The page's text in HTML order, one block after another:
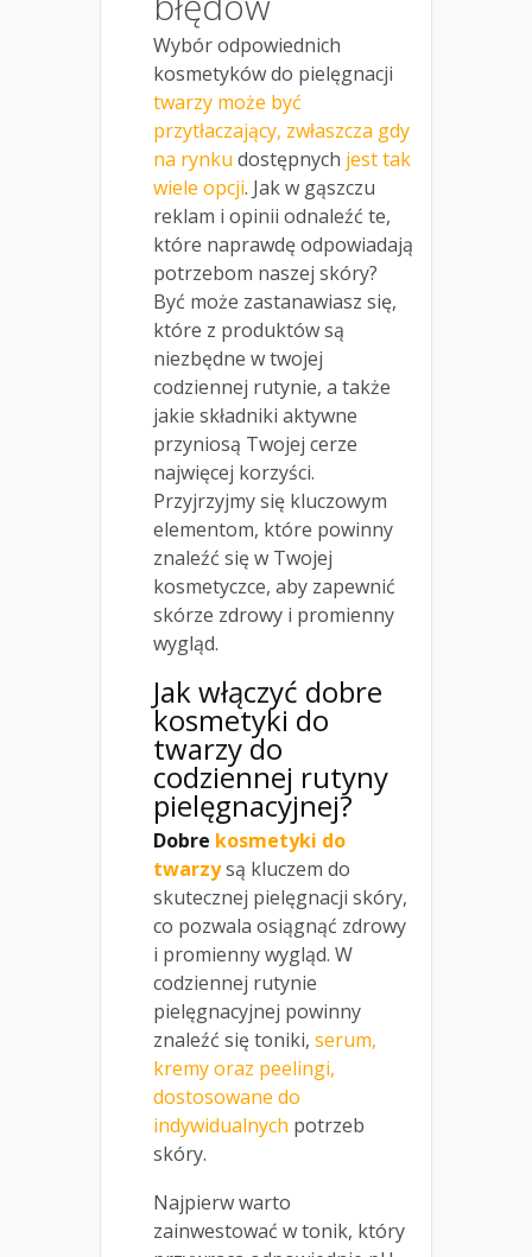
Wybór odpowiednich
kosmetyków do pielęgnacji
twarzy może być
przytłaczający, zwłaszcza gdy
na rynku dostępnych jest tak
wiele opcji. Jak w gąszczu
reklam i opinii odnaleźć te,
które naprawdę odpowiadają
potrzebom naszej skóry?
Być może zastanawiasz się,
które z produktów są
niezbędne w twojej
codziennej rutynie, a także
jakie składniki aktywne
przyniosą Twojej cerze
najwięcej korzyści.
Przyjrzyjmy się kluczowym
elementom, które powinny
znaleźć się w Twojej
kosmetyczce, aby zapewnić
skórze zdrowy i promienny
wygląd.
Jak włączyć dobre
kosmetyki do
twarzy do
codziennej rutyny
pielęgnacyjnej?
Dobre kosmetyki do
twarzysą kluczem do
skutecznej pielęgnacji skóry,
co pozwala osiągnąć zdrowy
i promienny wygląd. W
codziennej rutynie
pielęgnacyjnej powinny
znaleźć się toniki, serum,
kremy oraz peelingi,
dostosowane do
indywidualnych potrzeb
skóry.
Najpierw warto
zainwestować w tonik, który